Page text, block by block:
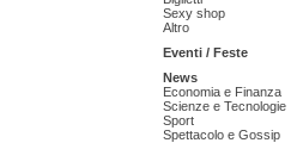
Sexy shop
Altro
Eventi / Feste
News
Economia e Finanza
Scienze e Tecnologie
Sport
Spettacolo e Gossip